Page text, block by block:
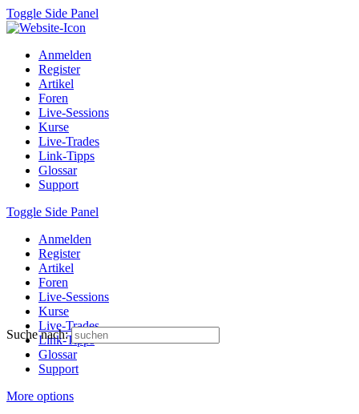
Toggle Side Panel
Anmelden
Register
Artikel
Foren
Live-Sessions
Kurse
Live-Trades
Link-Tipps
Glossar
Support
Toggle Side Panel
Anmelden
Register
Artikel
Foren
Live-Sessions
Kurse
Live-Trades
Link-Tipps
Glossar
Support
More options
Suche nach: